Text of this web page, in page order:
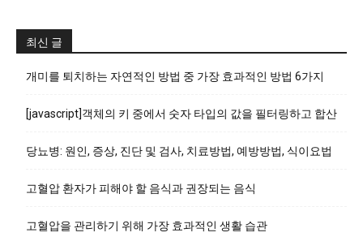
최신 글
개미를 퇴치하는 자연적인 방법 중 가장 효과적인 방법 6가지
[javascript]객체의 키 중에서 숫자 타입의 값을 필터링하고 합산
당뇨병: 원인, 증상, 진단 및 검사, 치료방법, 예방방법, 식이요법
고혈압 환자가 피해야 할 음식과 권장되는 음식
고혈압을 관리하기 위해 가장 효과적인 생활 습관